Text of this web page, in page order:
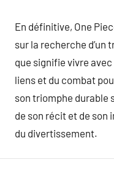
En définitive, One
sur la recherche d’un
que signifie vivre
liens et du combat
son triomphe durable
de son récit et de son
du divertissement.